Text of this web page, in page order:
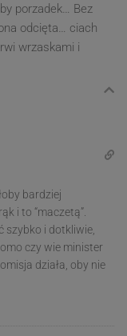
porzadek… Bez
odcięta… ciach
wrzaskami i
bardziej
i to “maczetą”.
szybko i dotkliwie,
czy wie minister
działa, oby nie